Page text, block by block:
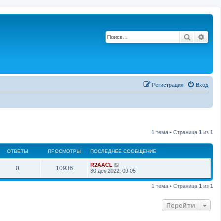
Поиск
Вход
Регистрация
1 тема • Страница 1 из 1
ОТВЕТЫ ПРОСМОТРЫ ПОСЛЕДНЕЕ СООБЩЕНИЕ
0О
т
10936П
р
П
о
л
R2AACL
30 дек 2022, 09:05
1 тема • Страница 1 из 1
Перейти